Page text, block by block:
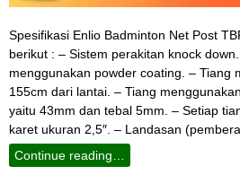
Spesifikasi Enlio Badminton Net Post
berikut : – Sistem perakitan knock
menggunakan powder coating. – Tiang
155cm dari lantai. – Tiang
yaitu 43mm dan tebal 5mm. – Setiap
karet ukuran 2,5″. – Landasan
Continue reading…